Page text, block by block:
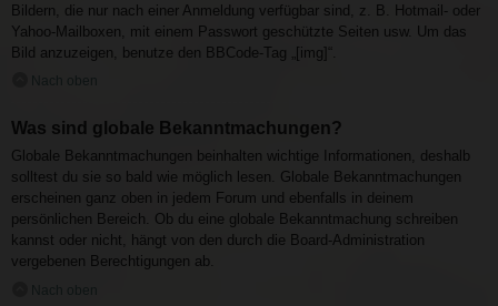
Bildern, die nur nach einer Anmeldung verfügbar sind, z. B. Hotmail- oder
Yahoo-Mailboxen, mit einem Passwort geschützte Seiten usw. Um das
Bild anzuzeigen, benutze den BBCode-Tag „[img]“.
Nach oben
Was sind globale Bekanntmachungen?
Globale Bekanntmachungen beinhalten wichtige Informationen, deshalb
solltest du sie so bald wie möglich lesen. Globale Bekanntmachungen
erscheinen ganz oben in jedem Forum und ebenfalls in deinem
persönlichen Bereich. Ob du eine globale Bekanntmachung schreiben
kannst oder nicht, hängt von den durch die Board-Administration
vergebenen Berechtigungen ab.